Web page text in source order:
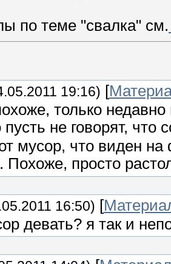
по теме "свалка" см.
19:16) [
только
пусть не говорят,
мусор, что виден
Похоже, просто
16:50) [
девать? я так и